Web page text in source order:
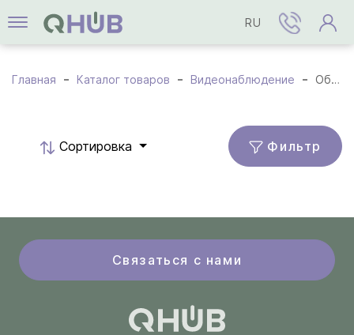
RU
Главная Каталог товаров Видеонаблюдение Объективы
Cортировка Фильтр
Связаться с нами